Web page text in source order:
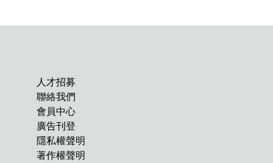
人才招募
聯絡我們
會員中心
廣告刊登
隱私權聲明
著作權聲明